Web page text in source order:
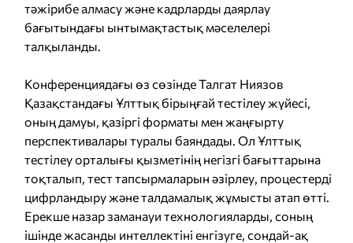
тәжірибе алмасу және кадрларды даярлау
бағытындағы ынтымақтастық мәселелері
талқыланды.
Конференциядағы өз сөзінде Талгат Ниязов
Қазақстандағы Ұлттық бірыңғай тестілеу жүйесі,
оның дамуы, қазіргі форматы мен жаңғырту
перспективалары туралы баяндады. Ол Ұлттық
тестілеу орталығы қызметінің негізгі бағыттарына
тоқталып, тест тапсырмаларын әзірлеу, процестерді
цифрландыру және талдамалық жұмысты атап өтті.
Ерекше назар заманауи технологияларды, соның
ішінде жасанды интеллектіні енгізуге, сондай-ақ